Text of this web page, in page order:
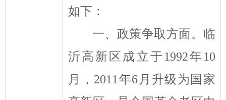
如下：
一、政策争取方面。 临
沂高新区成立于 1992年 10
月， 2011 年6 月升级为国家